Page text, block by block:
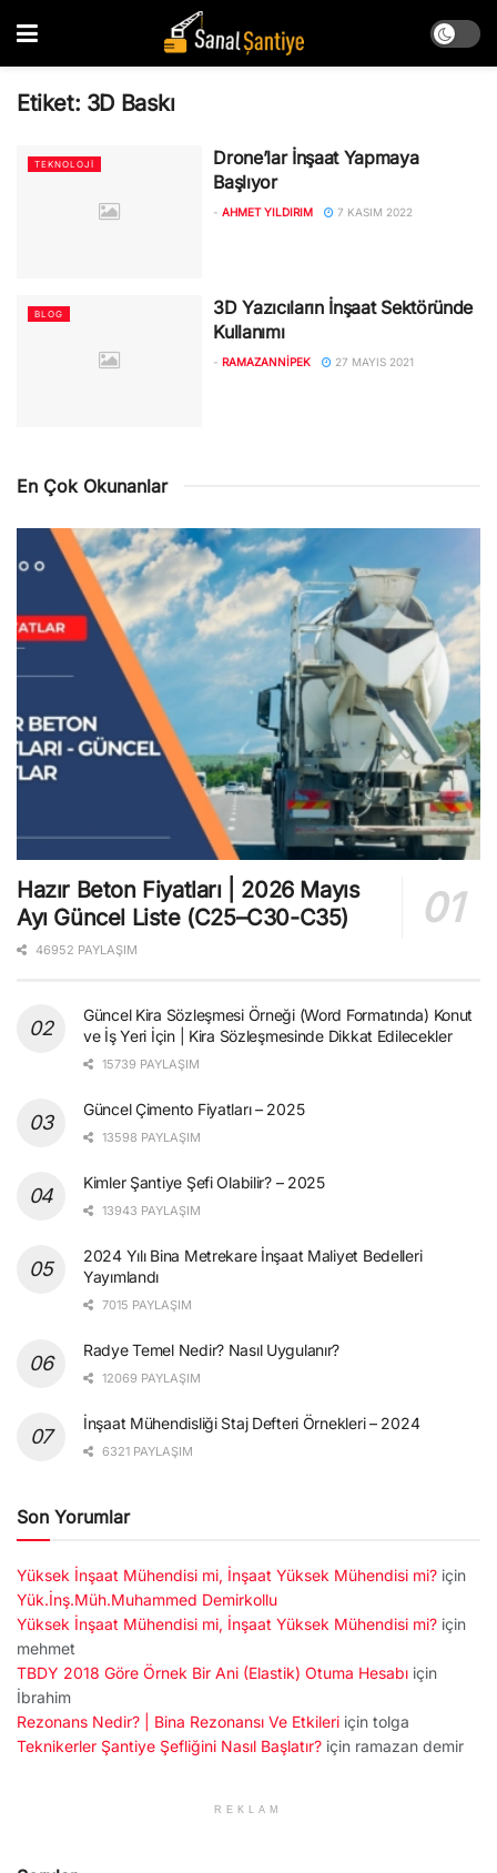
Etiket: 3D Baskı
TEKNOLOJI
Drone’lar İnşaat Yapmaya
Başlıyor
- AHMET YILDIRIM 7 KASIM 2022
BLOG
3D Yazıcıların İnşaat Sektöründe
Kullanımı
- RAMAZANNIPEK 27 MAYIS 2021
En Çok Okunanlar
Hazır Beton Fiyatları | 2026 Mayıs
Ayı Güncel Liste (C25–C30-C35)
46952 PAYLAŞIM
Güncel Kira Sözleşmesi Örneği (Word Formatında) Konut
ve İş Yeri İçin | Kira Sözleşmesinde Dikkat Edilecekler
15739 PAYLAŞIM
Güncel Çimento Fiyatları – 2025
13598 PAYLAŞIM
Kimler Şantiye Şefi Olabilir? – 2025
13943 PAYLAŞIM
2024 Yılı Bina Metrekare İnşaat Maliyet Bedelleri
Yayımlandı
7015 PAYLAŞIM
Radye Temel Nedir? Nasıl Uygulanır?
12069 PAYLAŞIM
İnşaat Mühendisliği Staj Defteri Örnekleri – 2024
6321 PAYLAŞIM
Son Yorumlar
Yüksek İnşaat Mühendisi mi, İnşaat Yüksek Mühendisi mi? için
Yük.İnş.Müh.Muhammed Demirkollu
Yüksek İnşaat Mühendisi mi, İnşaat Yüksek Mühendisi mi? için
mehmet
TBDY 2018 Göre Örnek Bir Ani (Elastik) Otuma Hesabı için
İbrahim
Rezonans Nedir? | Bina Rezonansı Ve Etkileri için tolga
Teknikerler Şantiye Şefliğini Nasıl Başlatır? için ramazan demir
REKLAM